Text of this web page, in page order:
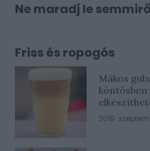
Friss és ropogós
Mákos
2019.
Ne maradj le